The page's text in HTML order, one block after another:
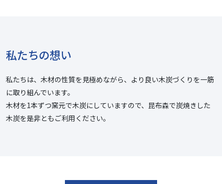
私たちの想い
私たちは、木材の性質を見極めながら、より良い木炭づくりを一筋
に取り組んでいます。
木材を1本ずつ窯元で木炭にしていますので、昆布森で炭焼きした
木炭を是非ともご利用ください。